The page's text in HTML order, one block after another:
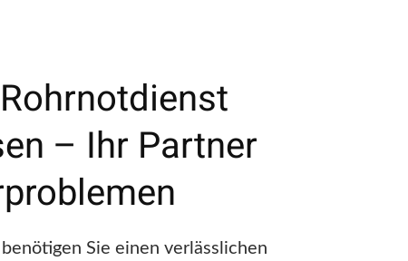
– Ihr Partner
benötigen Sie einen verlässlichen